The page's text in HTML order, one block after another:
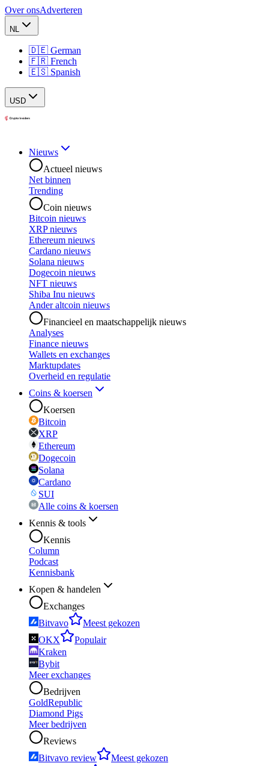
Over onsAdverteren
NL
🇩🇪 German
🇫🇷 French
🇪🇸 Spanish
USD
Nieuws
Actueel nieuws
Net binnen
Trending
Coin nieuws
Bitcoin nieuws
XRP nieuws
Ethereum nieuws
Cardano nieuws
Solana nieuws
Dogecoin nieuws
NFT nieuws
Shiba Inu nieuws
Ander altcoin nieuws
Financieel en maatschappelijk nieuws
Analyses
Finance nieuws
Wallets en exchanges
Marktupdates
Overheid en regulatie
Coins & koersen
Koersen
Bitcoin
XRP
Ethereum
Dogecoin
Solana
Cardano
SUI
Alle coins & koersen
Kennis & tools
Kennis
Column
Podcast
Kennisbank
Kopen & handelen
Exchanges
Bitvavo
Meest gekozen
OKX
Populair
Kraken
Bybit
Meer exchanges
Bedrijven
GoldRepublic
Diamond Pigs
Meer bedrijven
Reviews
Bitvavo review
Meest gekozen